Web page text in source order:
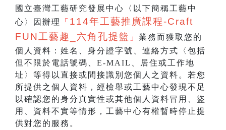
國立臺灣工藝研究發展中心〈以下簡稱工藝中
心〉因辦理
「 114年工藝推廣課程-Craft
FUN工藝趣_ 六角孔提籃 」 業務而獲取您的
個人資料：姓名、身分證字號、連絡方式〈包括
但不限於電話號碼、E-MAIL、居住或工作地
址〉等得以直接或間接識別您個人之資料。若您
所提供之個人資料，經檢舉或工藝中心發現不足
以確認您的身分真實性或其他個人資料冒用、盜
用、資料不實等情形，工藝中心有權暫時停止提
供對您的服務。